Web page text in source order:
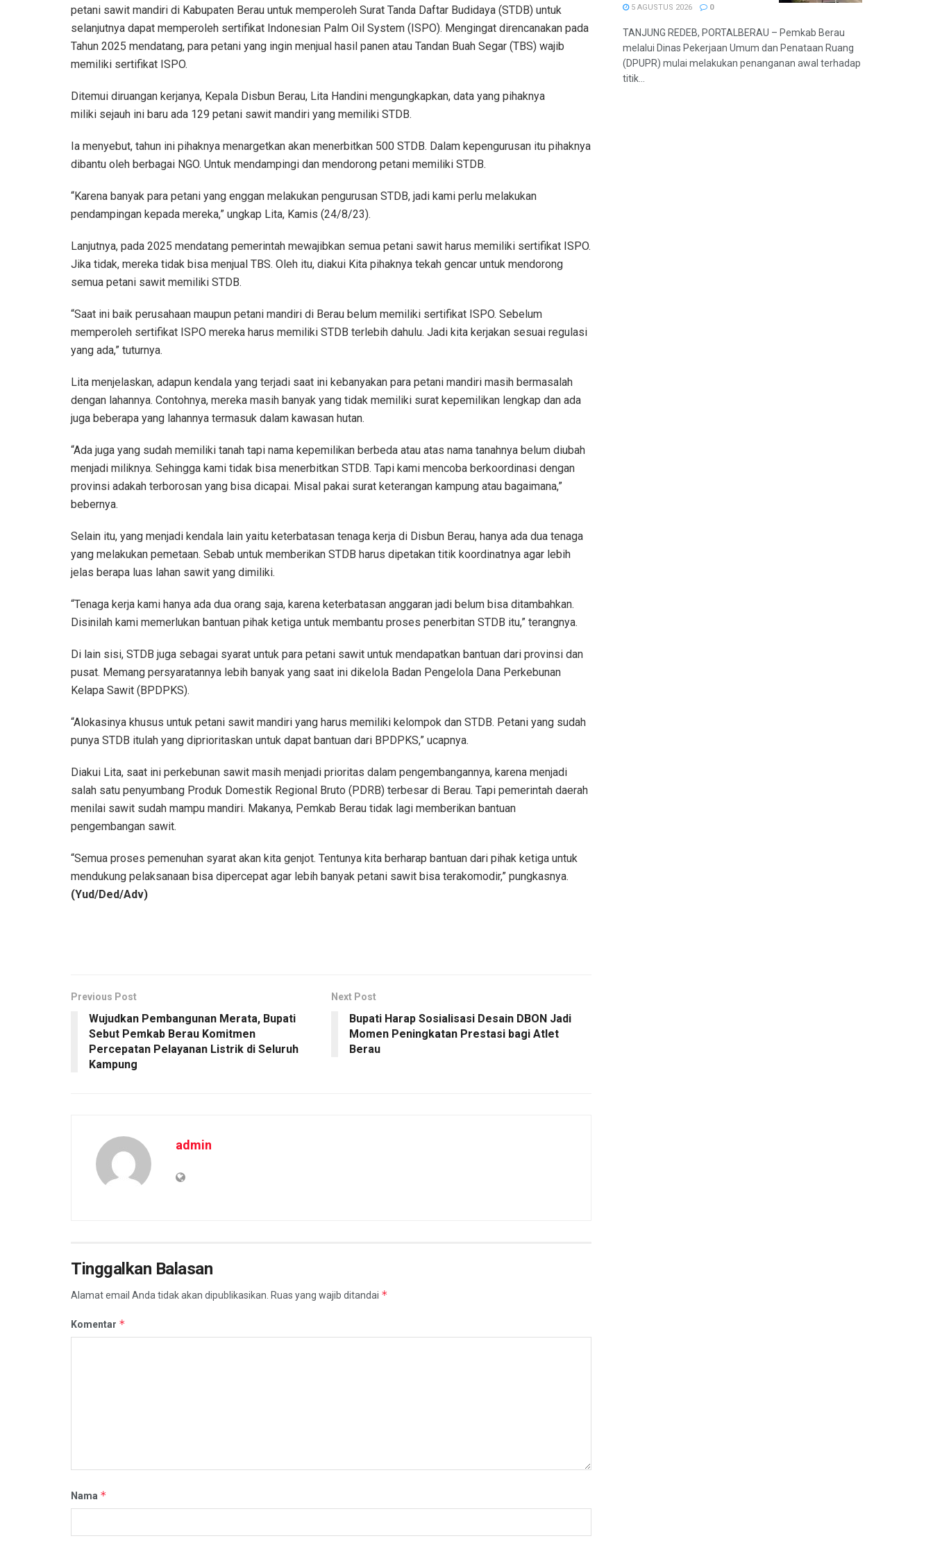
petani sawit mandiri di Kabupaten Berau untuk memperoleh Surat Tanda Daftar Budidaya (STDB) untuk
selanjutnya dapat memperoleh sertifikat Indonesian Palm Oil System (ISPO). Mengingat direncanakan pada
Tahun 2025 mendatang, para petani yang ingin menjual hasil panen atau Tandan Buah Segar (TBS) wajib
memiliki sertifikat ISPO.
Ditemui diruangan kerjanya, Kepala Disbun Berau, Lita Handini mengungkapkan, data yang pihaknya
miliki sejauh ini baru ada 129 petani sawit mandiri yang memiliki STDB.
Ia menyebut, tahun ini pihaknya menargetkan akan menerbitkan 500 STDB. Dalam kepengurusan itu pihaknya
dibantu oleh berbagai NGO. Untuk mendampingi dan mendorong petani memiliki STDB.
“Karena banyak para petani yang enggan melakukan pengurusan STDB, jadi kami perlu melakukan
pendampingan kepada mereka,” ungkap Lita, Kamis (24/8/23).
Lanjutnya, pada 2025 mendatang pemerintah mewajibkan semua petani sawit harus memiliki sertifikat ISPO.
Jika tidak, mereka tidak bisa menjual TBS. Oleh itu, diakui Kita pihaknya tekah gencar untuk mendorong
semua petani sawit memiliki STDB.
“Saat ini baik perusahaan maupun petani mandiri di Berau belum memiliki sertifikat ISPO. Sebelum
memperoleh sertifikat ISPO mereka harus memiliki STDB terlebih dahulu. Jadi kita kerjakan sesuai regulasi
yang ada,” tuturnya.
Lita menjelaskan, adapun kendala yang terjadi saat ini kebanyakan para petani mandiri masih bermasalah
dengan lahannya. Contohnya, mereka masih banyak yang tidak memiliki surat kepemilikan lengkap dan ada
juga beberapa yang lahannya termasuk dalam kawasan hutan.
“Ada juga yang sudah memiliki tanah tapi nama kepemilikan berbeda atau atas nama tanahnya belum diubah
menjadi miliknya. Sehingga kami tidak bisa menerbitkan STDB. Tapi kami mencoba berkoordinasi dengan
provinsi adakah terborosan yang bisa dicapai. Misal pakai surat keterangan kampung atau bagaimana,”
bebernya.
Selain itu, yang menjadi kendala lain yaitu keterbatasan tenaga kerja di Disbun Berau, hanya ada dua tenaga
yang melakukan pemetaan. Sebab untuk memberikan STDB harus dipetakan titik koordinatnya agar lebih
jelas berapa luas lahan sawit yang dimiliki.
“Tenaga kerja kami hanya ada dua orang saja, karena keterbatasan anggaran jadi belum bisa ditambahkan.
Disinilah kami memerlukan bantuan pihak ketiga untuk membantu proses penerbitan STDB itu,” terangnya.
Di lain sisi, STDB juga sebagai syarat untuk para petani sawit untuk mendapatkan bantuan dari provinsi dan
pusat. Memang persyaratannya lebih banyak yang saat ini dikelola Badan Pengelola Dana Perkebunan
Kelapa Sawit (BPDPKS).
“Alokasinya khusus untuk petani sawit mandiri yang harus memiliki kelompok dan STDB. Petani yang sudah
punya STDB itulah yang diprioritaskan untuk dapat bantuan dari BPDPKS,” ucapnya.
Diakui Lita, saat ini perkebunan sawit masih menjadi prioritas dalam pengembangannya, karena menjadi
salah satu penyumbang Produk Domestik Regional Bruto (PDRB) terbesar di Berau. Tapi pemerintah daerah
menilai sawit sudah mampu mandiri. Makanya, Pemkab Berau tidak lagi memberikan bantuan
pengembangan sawit.
“Semua proses pemenuhan syarat akan kita genjot. Tentunya kita berharap bantuan dari pihak ketiga untuk
mendukung pelaksanaan bisa dipercepat agar lebih banyak petani sawit bisa terakomodir,” pungkasnya.
(Yud/Ded/Adv)
Previous Post
Wujudkan Pembangunan Merata, Bupati
Sebut Pemkab Berau Komitmen
Percepatan Pelayanan Listrik di Seluruh
Kampung
Next Post
Bupati Harap Sosialisasi Desain DBON Jadi
Momen Peningkatan Prestasi bagi Atlet
Berau
admin
Tinggalkan Balasan
Alamat email Anda tidak akan dipublikasikan. Ruas yang wajib ditandai *
Komentar *
Nama *
5 AGUSTUS 2026 0
TANJUNG REDEB, PORTALBERAU – Pemkab Berau
melalui Dinas Pekerjaan Umum dan Penataan Ruang
(DPUPR) mulai melakukan penanganan awal terhadap
titik...